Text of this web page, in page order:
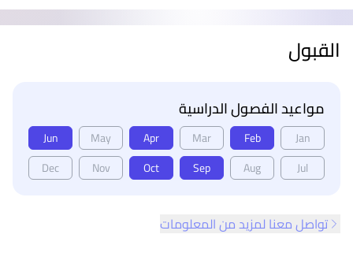
القبول
مواعيد الفصول الدراسية
Jan
Feb
Mar
Apr
May
Jun
Jul
Aug
Sep
Oct
Nov
Dec
تواصل معنا لمزيد من المعلومات